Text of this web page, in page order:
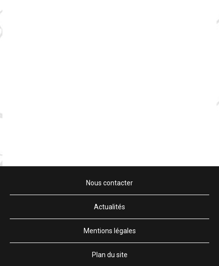
Nous contacter
Actualités
Mentions légales
Plan du site